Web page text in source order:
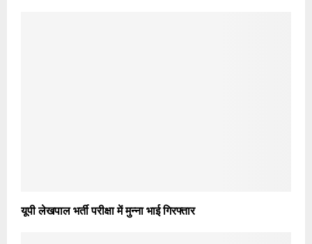
यूपी लेखपाल भर्ती परीक्षा में मुन्ना भाई गिरफ्तार